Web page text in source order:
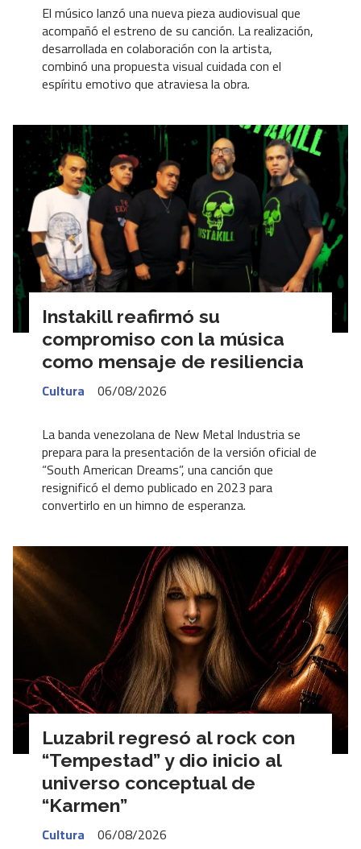
El músico lanzó una nueva pieza audiovisual que
acompañó el estreno de su canción. La realización,
desarrollada en colaboración con la artista,
combinó una propuesta visual cuidada con el
espíritu emotivo que atraviesa la obra.
Instakill reafirmó su
compromiso con la música
como mensaje de resiliencia
Cultura 06/08/2026
La banda venezolana de New Metal Industria se
prepara para la presentación de la versión oficial de
“South American Dreams”, una canción que
resignificó el demo publicado en 2023 para
convertirlo en un himno de esperanza.
Luzabril regresó al rock con
“Tempestad” y dio inicio al
universo conceptual de
“Karmen”
Cultura
06/08/2026